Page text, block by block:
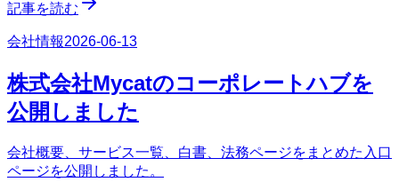
記事を読む
会社情報2026-06-13
株式会社Mycatのコーポレートハブを
公開しました
会社概要、サービス一覧、白書、法務ページをまとめた入口
ページを公開しました。